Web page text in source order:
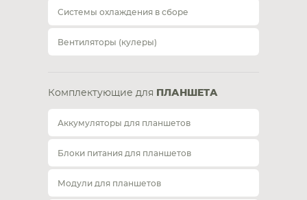
Системы охлаждения в сборе
Вентиляторы (кулеры)
Комплектующие для ПЛАНШЕТА
Аккумуляторы для планшетов
Блоки питания для планшетов
Модули для планшетов